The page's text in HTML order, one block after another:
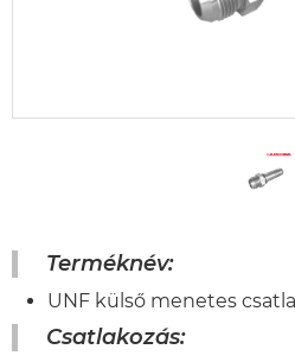
Terméknév:
UNF külső menetes
Csatlakozás: